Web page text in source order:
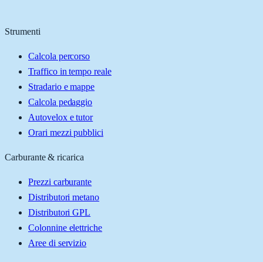
Strumenti
Calcola percorso
Traffico in tempo reale
Stradario e mappe
Calcola pedaggio
Autovelox e tutor
Orari mezzi pubblici
Carburante & ricarica
Prezzi carburante
Distributori metano
Distributori GPL
Colonnine elettriche
Aree di servizio